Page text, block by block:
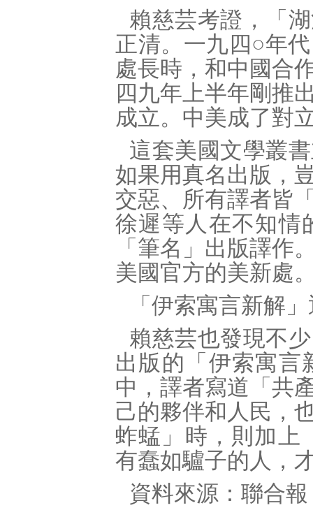
賴慈芸考證，「
正清。一九四○年
處長時，和中國合
四九年上半年剛推
成立。中美成了對
這套美國文學叢
如果用真名出版，
交惡、所有譯者皆
徐遲等人在不知情
「筆名」出版譯作
美國官方的美新處
「伊索寓言新解
賴慈芸也發現不
出版的「伊索寓言
中，譯者寫道「共
己的夥伴和人民，
蚱蜢」時，則加上
有蠢如驢子的人，
資料來源：聯合